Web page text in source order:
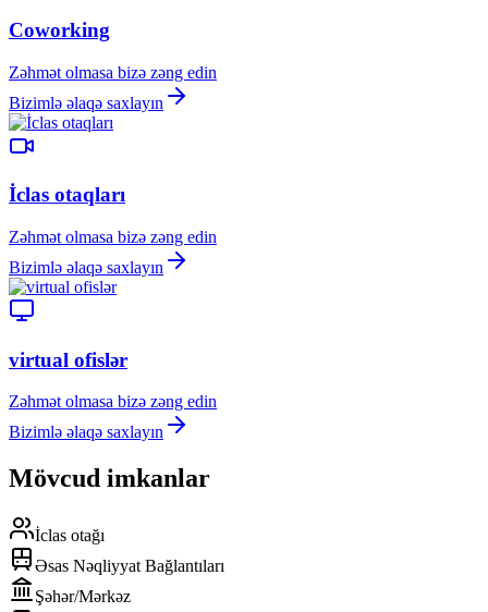
Coworking
Zəhmət olmasa bizə zəng edin
Bizimlə əlaqə saxlayın
İclas otaqları
Zəhmət olmasa bizə zəng edin
Bizimlə əlaqə saxlayın
virtual ofislər
Zəhmət olmasa bizə zəng edin
Bizimlə əlaqə saxlayın
Mövcud imkanlar
İclas otağı
Əsas Nəqliyyat Bağlantıları
Şəhər/Mərkəz